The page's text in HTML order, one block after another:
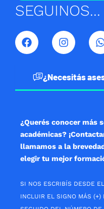
SEGUINOS...
F
a
c
I
n
s
a
¿Necesitás
¿Querés conocer más
académicas?
llamamos a la
elegir tu mejor
SI NOS ESCRIBÍS DESDE
INCLUIR EL SIGNO MÁS (+)